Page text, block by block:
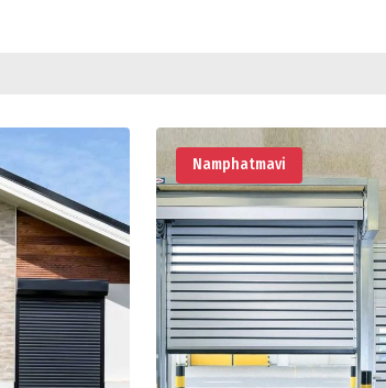
Namphatmavi